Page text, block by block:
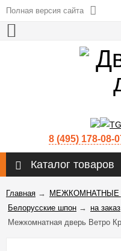
Полная версия сайта
8 (495) 178-08-
Каталог товаров
Главная → МЕЖКОМНАТНЫЕ
Белорусские шпон → на заказ
Межкомнатная дверь Ветро